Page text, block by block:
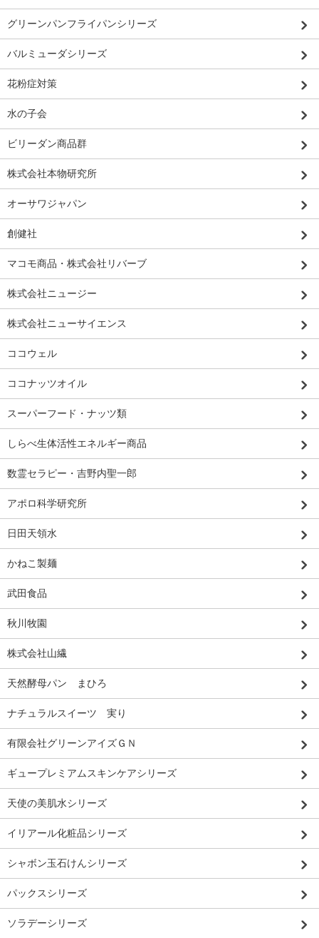
グリーンパンフライパンシリーズ
バルミューダシリーズ
花粉症対策
水の子会
ビリーダン商品群
株式会社本物研究所
オーサワジャパン
創健社
マコモ商品・株式会社リバーブ
株式会社ニュージー
株式会社ニューサイエンス
ココウェル
ココナッツオイル
スーパーフード・ナッツ類
しらべ生体活性エネルギー商品
数霊セラピー・吉野内聖一郎
アポロ科学研究所
日田天領水
かねこ製麺
武田食品
秋川牧園
株式会社山繊
天然酵母パン まひろ
ナチュラルスイーツ 実り
有限会社グリーンアイズＧＮ
ギュープレミアムスキンケアシリーズ
天使の美肌水シリーズ
イリアール化粧品シリーズ
シャボン玉石けんシリーズ
パックスシリーズ
ソラデーシリーズ